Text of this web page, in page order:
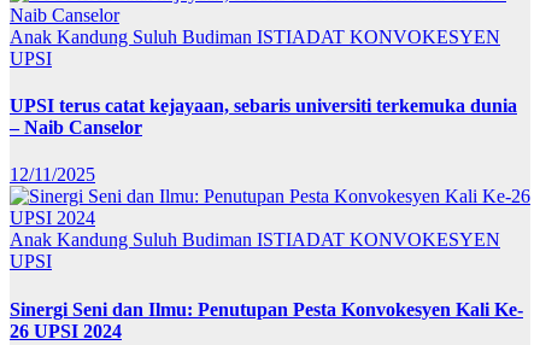
Anak Kandung Suluh Budiman ISTIADAT KONVOKESYEN
UPSI
UPSI terus catat kejayaan, sebaris universiti terkemuka dunia
– Naib Canselor
12/11/2025
Anak Kandung Suluh Budiman ISTIADAT KONVOKESYEN
UPSI
Sinergi Seni dan Ilmu: Penutupan Pesta Konvokesyen Kali Ke-
26 UPSI 2024